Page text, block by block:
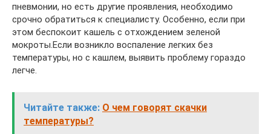
пневмонии, но есть другие проявления, необходимо
срочно обратиться к специалисту. Особенно, если при
этом беспокоит кашель с отхождением зеленой
мокроты.Если возникло воспаление легких без
температуры, но с кашлем, выявить проблему гораздо
легче.
Читайте также: О чем говорят скачки
температуры?